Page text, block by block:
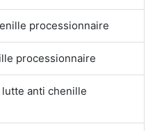
processionnaire
processionnaire
anti chenille